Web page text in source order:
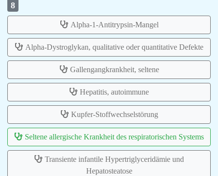
8
Alpha-1-Antitrypsin-Mangel
Alpha-Dystroglykan, qualitative oder quantitative Defekte
Gallengangkrankheit, seltene
Hepatitis, autoimmune
Kupfer-Stoffwechselstörung
Seltene allergische Krankheit des respiratorischen Systems
Transiente infantile Hypertriglyceridämie und
Hepatosteatose